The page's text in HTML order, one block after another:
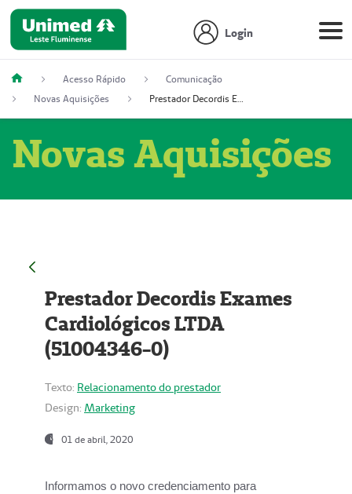
Login
Acesso Rápido
Comunicação
Novas Aquisições
Prestador Decordis Exames Cardiológicos LTDA (51004346-0)
Novas Aquisições
Prestador Decordis Exames
Cardiológicos LTDA
(51004346-0)
Texto: Relacionamento do prestador
Design: Marketing
01 de abril, 2020
Informamos o novo credenciamento para